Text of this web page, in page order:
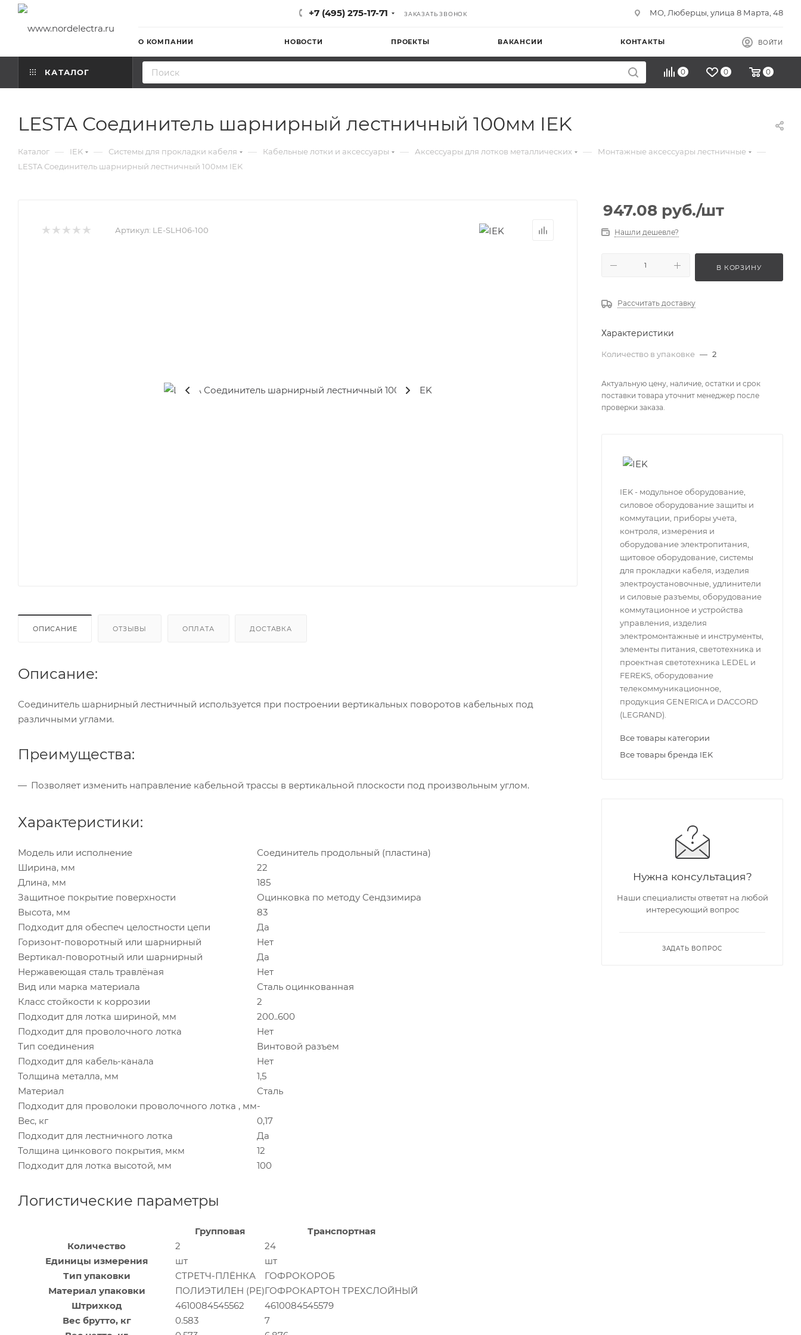
+7 (495) 275-17-71 ЗАКАЗАТЬ ЗВОНОК МО, Люберцы, улица 8 Марта, 48
О КОМПАНИИ НОВОСТИ ПРОЕКТЫ ВАКАНСИИ КОНТАКТЫ ВОЙТИ
КАТАЛОГ 0 0 0
LESTA Соединитель шарнирный лестничный 100мм IEK
Каталог — IEK — Системы для прокладки кабеля — Кабельные лотки и аксессуары — Аксессуары для лотков металлических — Монтажные аксессуары лестничные —
LESTA Соединитель шарнирный лестничный 100мм IEK
Артикул: LE-SLH06-100
ОПИСАНИЕ ОТЗЫВЫ ОПЛАТА ДОСТАВКА
Описание:
Соединитель шарнирный лестничный используется при построении вертикальных поворотов кабельных под
различными углами.
Преимущества:
Позволяет изменить направление кабельной трассы в вертикальной плоскости под произвольным углом.
Характеристики:
Модель или исполнение
Соединитель продольный (пластина)
Ширина, мм
22
Длина, мм
185
Защитное покрытие поверхности
Оцинковка по методу Сендзимира
Высота, мм
83
Подходит для обеспеч целостности цепи
Да
Горизонт-поворотный или шарнирный
Нет
Вертикал-поворотный или шарнирный
Да
Нержавеющая сталь травлёная
Нет
Вид или марка материала
Сталь оцинкованная
Класс стойкости к коррозии
2
Подходит для лотка шириной, мм
200..600
Подходит для проволочного лотка
Нет
Тип соединения
Винтовой разъем
Подходит для кабель-канала
Нет
Толщина металла, мм
1,5
Материал
Сталь
Подходит для проволоки проволочного лотка , мм-
Вес, кг
0,17
Подходит для лестничного лотка
Да
Толщина цинкового покрытия, мкм
12
Подходит для лотка высотой, мм
100
Логистические параметры
Групповая
Транспортная
Количество
2
24
Единицы измерения
шт
шт
Тип упаковки
СТРЕТЧ-ПЛЁНКА
ГОФРОКОРОБ
Материал упаковки
ПОЛИЭТИЛЕН (PE)ГОФРОКАРТОН ТРЕХСЛОЙНЫЙ
Штрихкод
4610084545562
4610084545579
Вес брутто, кг
0.583
7
947.08 руб./шт
Нашли дешевле?
В КОРЗИНУ
Рассчитать доставку
Характеристики
Количество в упаковке — 2
Актуальную цену, наличие, остатки и срок
поставки товара уточнит менеджер после
проверки заказа.
IEK - модульное оборудование,
силовое оборудование защиты и
коммутации, приборы учета,
контроля, измерения и
оборудование электропитания,
щитовое оборудование, системы
для прокладки кабеля, изделия
электроустановочные, удлинители
и силовые разъемы, оборудование
коммутационное и устройства
управления, изделия
электромонтажные и инструменты,
элементы питания, светотехника и
проектная светотехника LEDEL и
FEREKS, оборудование
телекоммуникационное,
продукция GENERICA и DACCORD
(LEGRAND).
Все товары категории
Все товары бренда IEK
Нужна консультация?
Наши специалисты ответят на любой
интересующий вопрос
ЗАДАТЬ ВОПРОС